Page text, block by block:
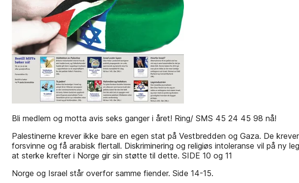
Bli medlem og motta avis seks ganger i året! Ring/ SMS 45 24 45 98 nå!
Palestinerne krever ikke bare en egen stat på Vestbredden og Gaza. De
forsvinne og få arabisk flertall. Diskriminering og religiøs intoleranse vil på ny
at sterke krefter i Norge gir sin støtte til dette. SIDE 10 og 11
Norge og Israel står overfor samme fiender. Side 14-15.